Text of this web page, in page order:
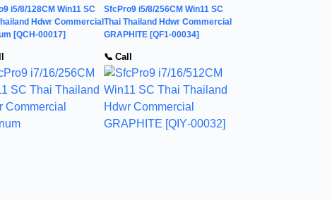
i5/8/128CM Win11 SC
Hdwr Commercial
[QCH-00017]
SfcPro9 i5/8/256CM Win11 SC
Thai Thailand Hdwr Commercial
GRAPHITE [QF1-00034]
📞 Call